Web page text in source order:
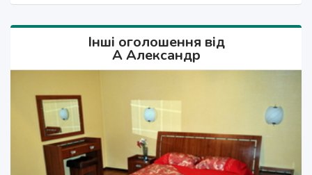
Інші оголошення від
А Александр